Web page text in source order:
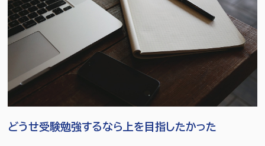
どうせ受験勉強するなら上を目指したかった